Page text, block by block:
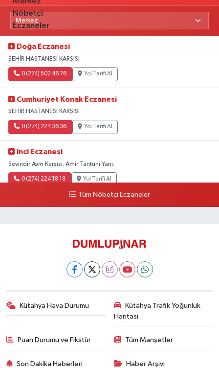
Doğa Eczanesi
ŞEHİR HASTANESİ KARŞISI
0 (274) 502 46 76 Yol Tarifi Al
Cumhuriyet Konak Eczanesi
ŞEHİR HASTANESİ KARŞISI
0 (274) 224 36 36 Yol Tarifi Al
Inci Eczanesi
Sevindir Avm Karşısı. Amir Tantuni Yanı.
0 (274) 224 18 18 Yol Tarifi Al
Tüm Nöbetçi Eczaneler
Kütahya Hava Durumu
Kütahya Trafik Yoğunluk
Haritası
Puan Durumu ve Fikstür Tüm Manşetler
Son Dakika Haberleri Haber Arşivi